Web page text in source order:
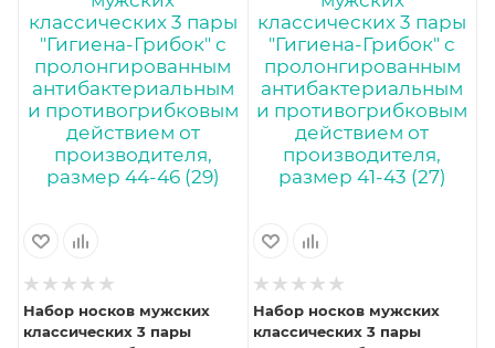
Набор носков мужских
классических 3 пары
Набор носков мужских
классических 3 пары